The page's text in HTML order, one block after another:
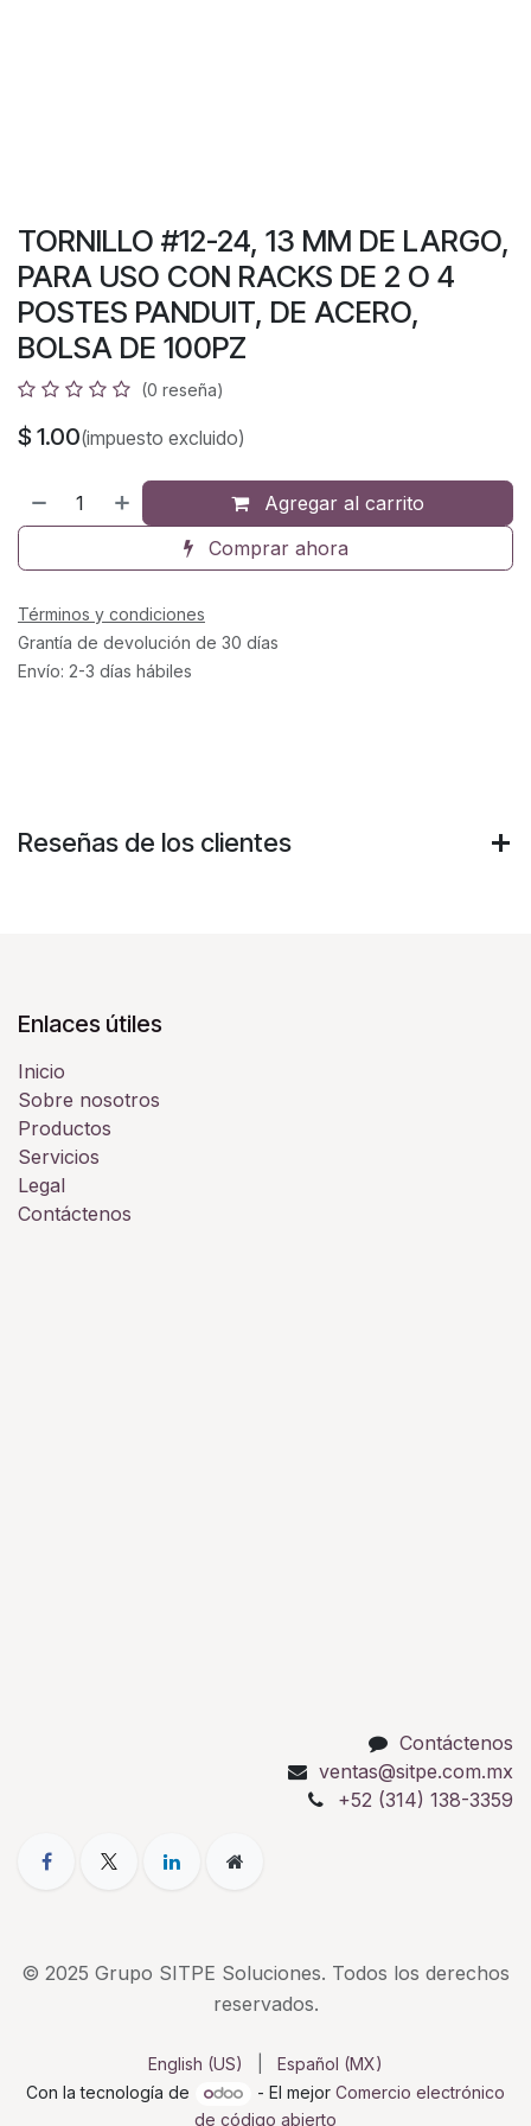
TORNILLO #12-24, 13 MM DE LARGO,
PARA USO CON RACKS DE 2 O 4
POSTES PANDUIT, DE ACERO,
BOLSA DE 100PZ
(0 reseña)
$ 1.00(impuesto excluido)
Agregar al carrito
Comprar ahora
Términos y condiciones
Grantía de devolución de 30 días
Envío: 2-3 días hábiles
Reseñas de los clientes
Enlaces útiles
Inicio
Sobre nosotros
Productos
Servicios
Legal
Contáctenos
Contáctenos
ventas@sitpe.com.mx
+52 (314) 138-3359
© 2025 Grupo SITPE Soluciones. Todos los derechos
reservados.
English (US)
Español (MX)
Con la tecnología de
- El mejor Comercio electrónico
de código abierto